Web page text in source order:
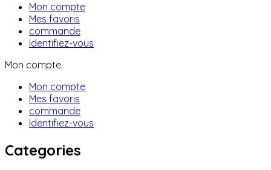
Mon compte
Mes favoris
commande
Identifiez-vous
Mon compte
Mon compte
Mes favoris
commande
Identifiez-vous
Categories